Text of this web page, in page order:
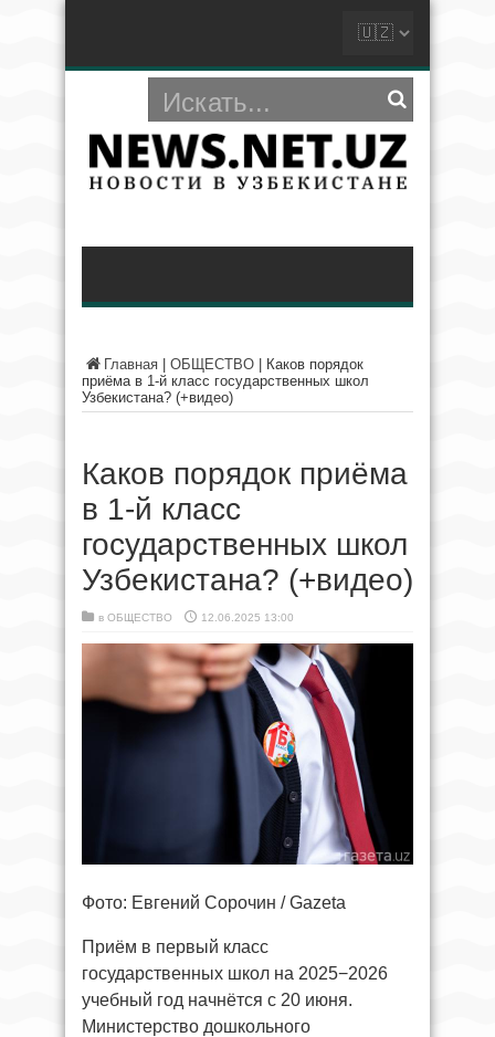
Главная ОБЩЕСТВО
Каков порядок
приёма в 1-й класс государственных школ
Узбекистана? (+видео)
Каков порядок приёма
в 1-й класс
государственных школ
Узбекистана? (+видео)
в ОБЩЕСТВО 12.06.2025 13:00
Фото: Евгений Сорочин / Gazeta
Приём в первый класс
государственных школ на 2025−2026
учебный год начнётся с 20 июня.
Министерство дошкольного